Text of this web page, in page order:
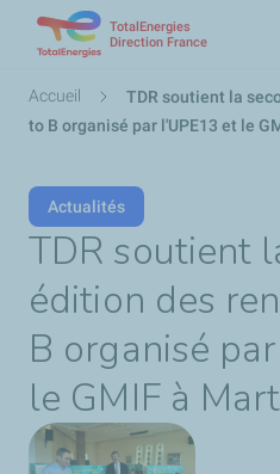
TotalEnergies
Direction France
Fil
d'Ariane
Accueil
TDR soutient la
to B organisé par l'UPE13 et le
Actualités
TDR soutient
édition des
B organisé
le GMIF à